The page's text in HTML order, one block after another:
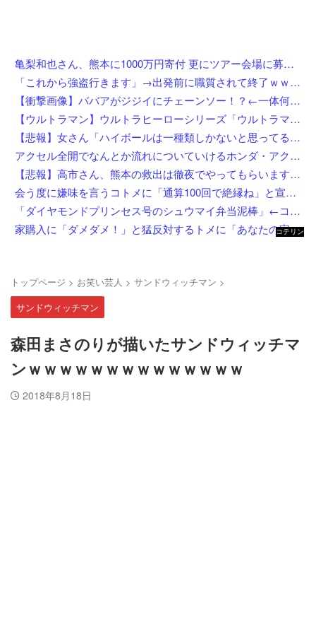
亀梨和也さん、熊本に1000万円寄付 更にツアー会場に募金箱設置
「これから強盗行きます」→出発前に職質されて終了ｗｗｗｗｗｗｗｗ
【衝撃画像】ババアがジジイにチェーンソー！？←一体何があったんやコレw w w w w w w w w
【ウルトラマン】ウルトラヒーローシリーズ「ウルトラマン (1973ver.) 」「ウルトラマンタロウ ファイティングポーズver.」ソフビ【予約開始】
【悲報】女さん「ハイボールは一種類しかないと思ってると恥かくよ」←まさかお前ら知らない訳ないよな？？？？？？？
アクセル全開でなんとか流れについていけるホンダ・アクティの動画が人気に。
【悲報】高市さん、熊本の救出は徹夜でやってもらいますと言ってしまいめっちゃ炎上してしまうw w w w w w w w w
会う度に嫌味を言うコトメに「通算100回で絶縁ね」と宣言した私！カウント達成後、鍵を交換して庭で喚くコトメに仕掛けた恥ずかしすぎる撃退法←律儀に録音＆カウントしてて草
「ダイヤモンドプリンセス号のシュウマイ弁当泥棒」←コイツの正体
家購入に「ダメダメ！」と猛反対するトメに「あなたの家じゃありません」と言い放った結果→激怒したトメが自ら〇〇を口にして最高の展開へｗｗｗｗｗｗ
コテリン
トップページ > お笑い芸人 > サンドウィッチマン >
サンドウィッチマン
森田まさのりが描いたサンドウィッチマ
ンｗｗｗｗｗｗｗｗｗｗｗｗｗｗ
2018年8月18日